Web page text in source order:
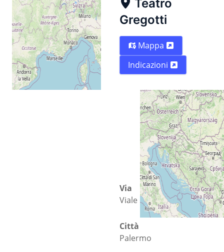
Teatro
Gregotti
Mappa
Indicazioni
Via
Viale delle scienze
Città
Palermo